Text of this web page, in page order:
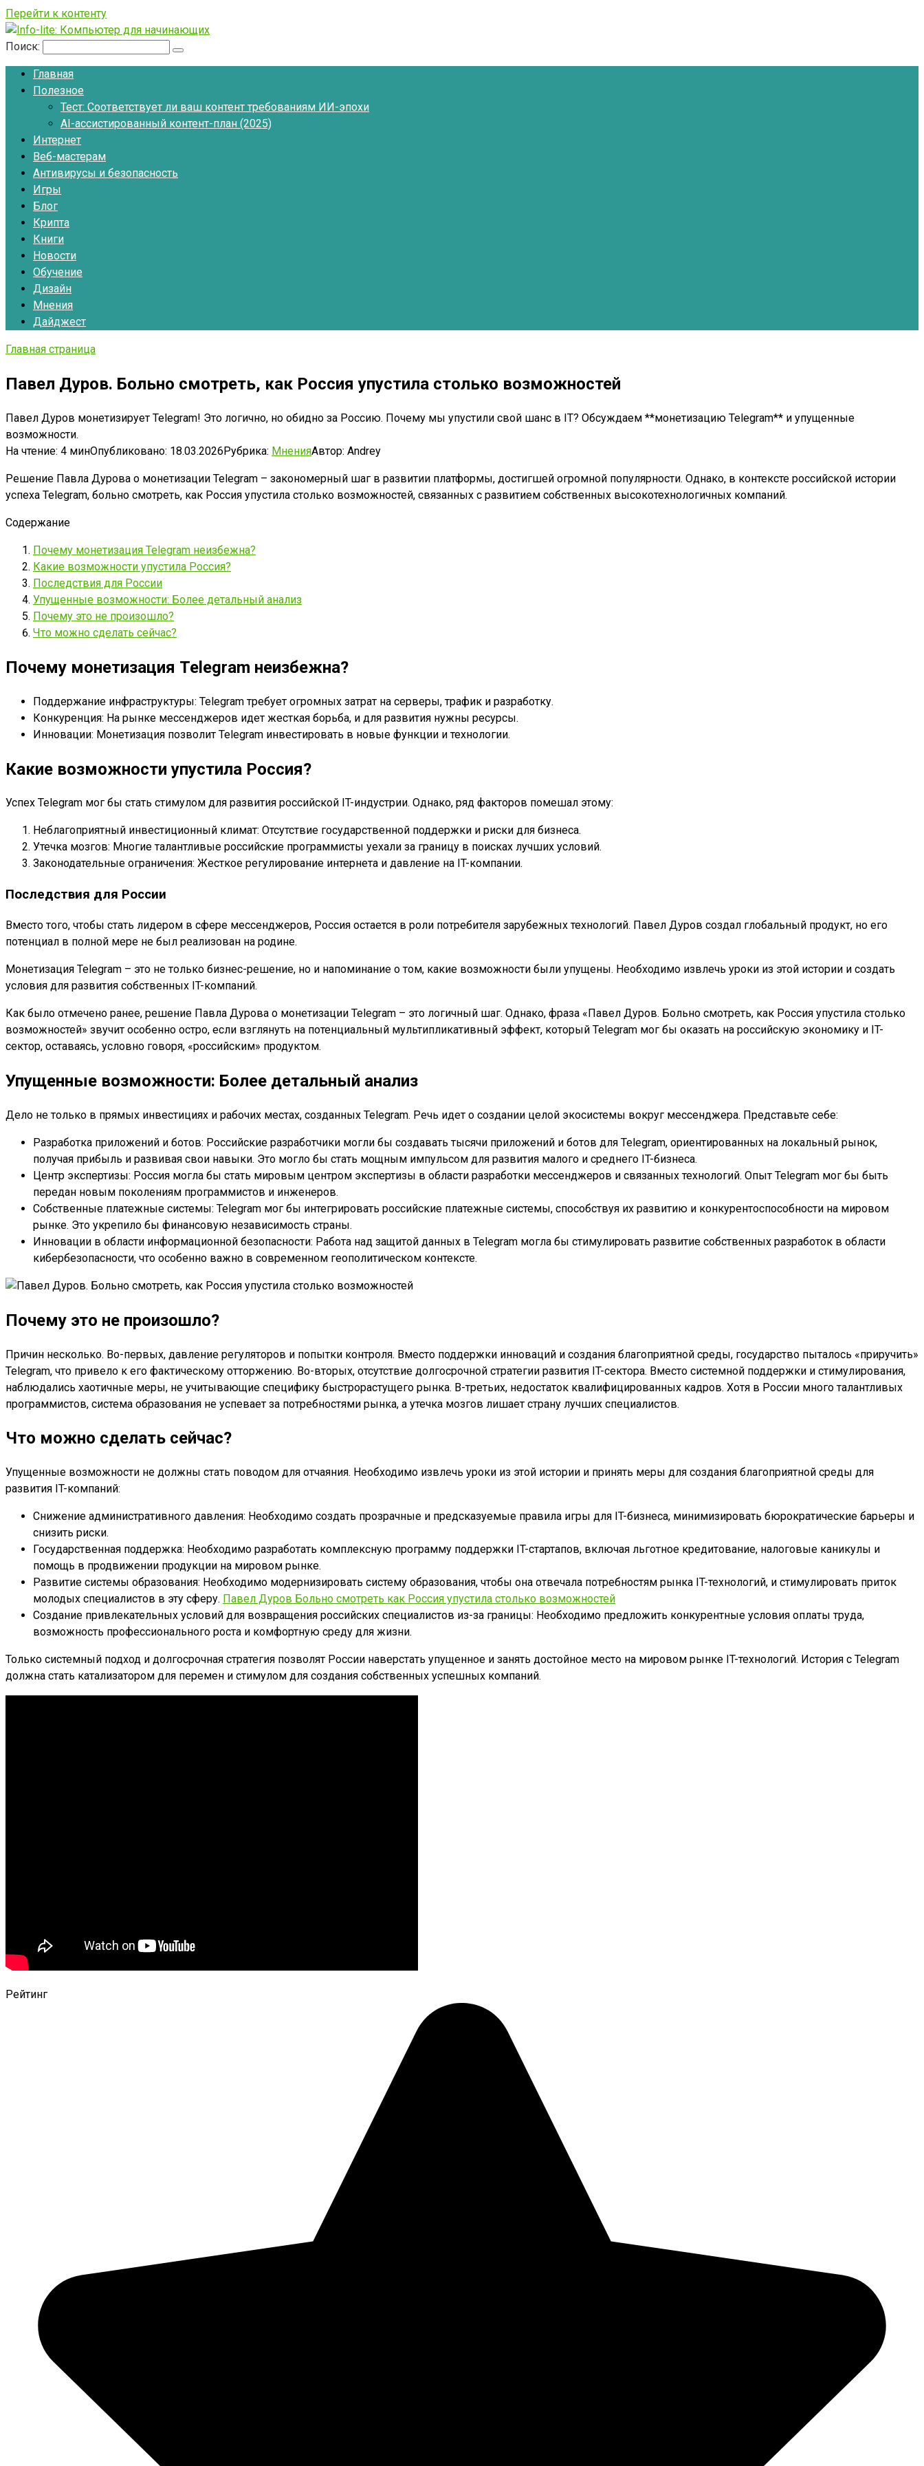
Перейти к контенту
Поиск:
Главная
Полезное
Тест: Соответствует ли ваш контент требованиям ИИ-эпохи
AI-ассистированный контент-план (2025)
Интернет
Веб-мастерам
Антивирусы и безопасность
Игры
Блог
Крипта
Книги
Новости
Обучение
Дизайн
Мнения
Дайджест
Главная страница
Павел Дуров. Больно смотреть, как Россия упустила столько возможностей
Павел Дуров монетизирует Telegram! Это логично, но обидно за Россию. Почему мы упустили свой шанс в IT? Обсуждаем **монетизацию Telegram** и упущенные
возможности.
На чтение: 4 минОпубликовано: 18.03.2026Рубрика: МненияАвтор: Andrey
Решение Павла Дурова о монетизации Telegram – закономерный шаг в развитии платформы, достигшей огромной популярности. Однако, в контексте российской истории
успеха Telegram, больно смотреть, как Россия упустила столько возможностей, связанных с развитием собственных высокотехнологичных компаний.
Содержание
Почему монетизация Telegram неизбежна?
Какие возможности упустила Россия?
Последствия для России
Упущенные возможности: Более детальный анализ
Почему это не произошло?
Что можно сделать сейчас?
Почему монетизация Telegram неизбежна?
Поддержание инфраструктуры: Telegram требует огромных затрат на серверы, трафик и разработку.
Конкуренция: На рынке мессенджеров идет жесткая борьба, и для развития нужны ресурсы.
Инновации: Монетизация позволит Telegram инвестировать в новые функции и технологии.
Какие возможности упустила Россия?
Успех Telegram мог бы стать стимулом для развития российской IT-индустрии. Однако, ряд факторов помешал этому:
Неблагоприятный инвестиционный климат: Отсутствие государственной поддержки и риски для бизнеса.
Утечка мозгов: Многие талантливые российские программисты уехали за границу в поисках лучших условий.
Законодательные ограничения: Жесткое регулирование интернета и давление на IT-компании.
Последствия для России
Вместо того, чтобы стать лидером в сфере мессенджеров, Россия остается в роли потребителя зарубежных технологий. Павел Дуров создал глобальный продукт, но его
потенциал в полной мере не был реализован на родине.
Монетизация Telegram – это не только бизнес-решение, но и напоминание о том, какие возможности были упущены. Необходимо извлечь уроки из этой истории и создать
условия для развития собственных IT-компаний.
Как было отмечено ранее, решение Павла Дурова о монетизации Telegram – это логичный шаг. Однако, фраза «Павел Дуров. Больно смотреть, как Россия упустила столько
возможностей» звучит особенно остро, если взглянуть на потенциальный мультипликативный эффект, который Telegram мог бы оказать на российскую экономику и IT-
сектор, оставаясь, условно говоря, «российским» продуктом.
Упущенные возможности: Более детальный анализ
Дело не только в прямых инвестициях и рабочих местах, созданных Telegram. Речь идет о создании целой экосистемы вокруг мессенджера. Представьте себе:
Разработка приложений и ботов: Российские разработчики могли бы создавать тысячи приложений и ботов для Telegram, ориентированных на локальный рынок,
получая прибыль и развивая свои навыки. Это могло бы стать мощным импульсом для развития малого и среднего IT-бизнеса.
Центр экспертизы: Россия могла бы стать мировым центром экспертизы в области разработки мессенджеров и связанных технологий. Опыт Telegram мог бы быть
передан новым поколениям программистов и инженеров.
Собственные платежные системы: Telegram мог бы интегрировать российские платежные системы, способствуя их развитию и конкурентоспособности на мировом
рынке. Это укрепило бы финансовую независимость страны.
Инновации в области информационной безопасности: Работа над защитой данных в Telegram могла бы стимулировать развитие собственных разработок в области
кибербезопасности, что особенно важно в современном геополитическом контексте.
Почему это не произошло?
Причин несколько. Во-первых, давление регуляторов и попытки контроля. Вместо поддержки инноваций и создания благоприятной среды, государство пыталось «приручить»
Telegram, что привело к его фактическому отторжению. Во-вторых, отсутствие долгосрочной стратегии развития IT-сектора. Вместо системной поддержки и стимулирования,
наблюдались хаотичные меры, не учитывающие специфику быстрорастущего рынка. В-третьих, недостаток квалифицированных кадров. Хотя в России много талантливых
программистов, система образования не успевает за потребностями рынка, а утечка мозгов лишает страну лучших специалистов.
Что можно сделать сейчас?
Упущенные возможности не должны стать поводом для отчаяния. Необходимо извлечь уроки из этой истории и принять меры для создания благоприятной среды для
развития IT-компаний:
Снижение административного давления: Необходимо создать прозрачные и предсказуемые правила игры для IT-бизнеса, минимизировать бюрократические барьеры и
снизить риски.
Государственная поддержка: Необходимо разработать комплексную программу поддержки IT-стартапов, включая льготное кредитование, налоговые каникулы и
помощь в продвижении продукции на мировом рынке.
Развитие системы образования: Необходимо модернизировать систему образования, чтобы она отвечала потребностям рынка IT-технологий, и стимулировать приток
молодых специалистов в эту сферу. Павел Дуров Больно смотреть как Россия упустила столько возможностей
Создание привлекательных условий для возвращения российских специалистов из-за границы: Необходимо предложить конкурентные условия оплаты труда,
возможность профессионального роста и комфортную среду для жизни.
Только системный подход и долгосрочная стратегия позволят России наверстать упущенное и занять достойное место на мировом рынке IT-технологий. История с Telegram
должна стать катализатором для перемен и стимулом для создания собственных успешных компаний.
Рейтинг